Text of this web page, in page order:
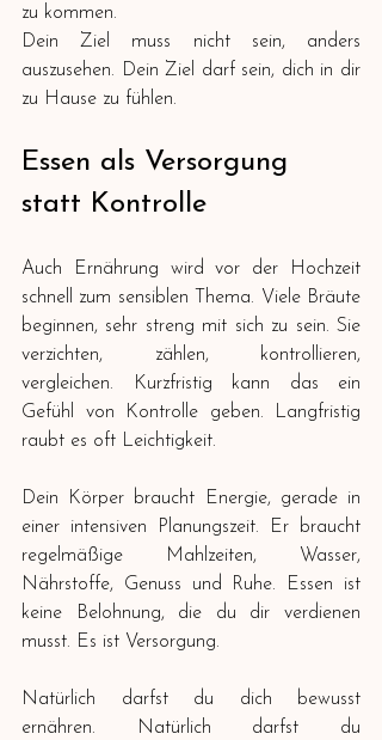
zu kommen.
Dein Ziel muss nicht sein, anders
auszusehen. Dein Ziel darf sein, dich in dir
zu Hause zu fühlen.
Essen als Versorgung
statt Kontrolle
Auch Ernährung wird vor der Hochzeit
schnell zum sensiblen Thema. Viele Bräute
beginnen, sehr streng mit sich zu sein. Sie
verzichten, zählen, kontrollieren,
vergleichen. Kurzfristig kann das ein
Gefühl von Kontrolle geben. Langfristig
raubt es oft Leichtigkeit.
Dein Körper braucht Energie, gerade in
einer intensiven Planungszeit. Er braucht
regelmäßige Mahlzeiten, Wasser,
Nährstoffe, Genuss und Ruhe. Essen ist
keine Belohnung, die du dir verdienen
musst. Es ist Versorgung.
Natürlich darfst du dich bewusst
ernähren. Natürlich darfst du